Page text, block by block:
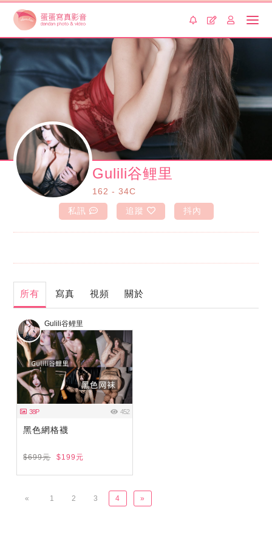
Gulili谷鲤里
162 - 34C
私訊
追蹤 抖內
所有 寫真 視頻 關於
Gulili谷鲤里
38P 452
黑色網格襪
$699元 $199元
« 1 2 3 4 »